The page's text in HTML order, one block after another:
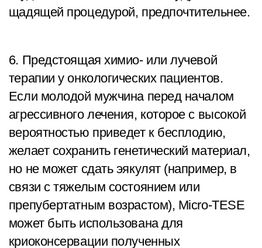
щадящей процедурой, предпочтительнее.
6. Предстоящая химио- или лучевой
терапии у онкологических пациентов.
Если молодой мужчина перед началом
агрессивного лечения, которое с высокой
вероятностью приведет к бесплодию,
желает сохранить генетический материал,
но не может сдать эякулят (например, в
связи с тяжелым состоянием или
препубертатным возрастом), Micro-TESE
может быть использована для
криоконсервации полученных